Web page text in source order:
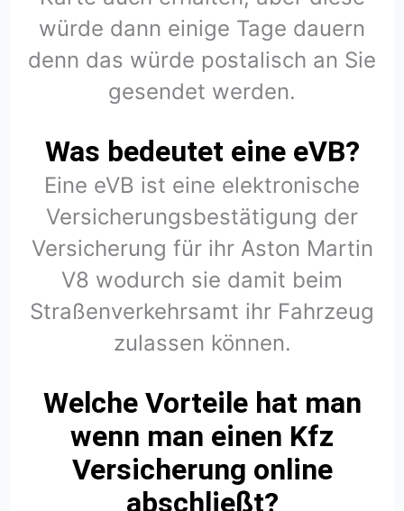
würde dann einige Tage dauern
denn das würde postalisch an Sie
gesendet werden.
Was bedeutet eine eVB?
Eine eVB ist eine elektronische
Versicherungsbestätigung der
Versicherung für ihr Aston Martin
V8 wodurch sie damit beim
Straßenverkehrsamt ihr Fahrzeug
zulassen können.
Welche Vorteile hat man
wenn man einen Kfz
Versicherung online
abschließt?